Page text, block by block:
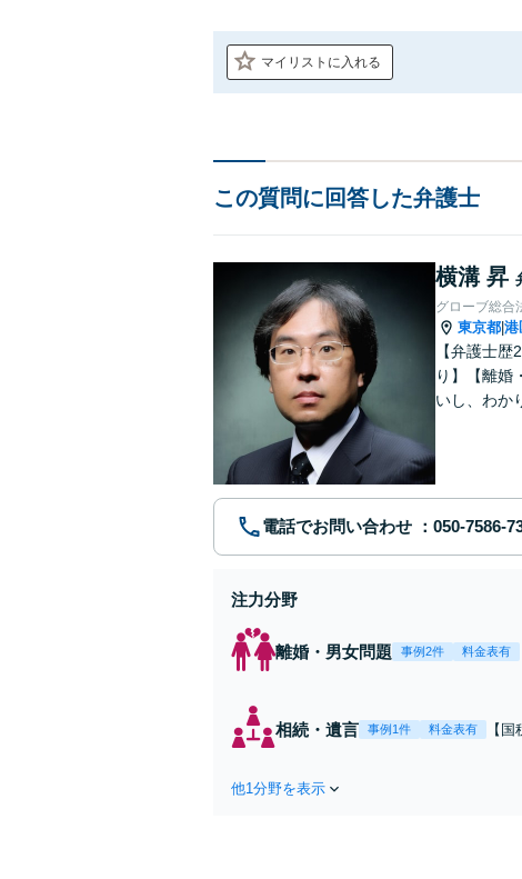
マイリストに入れる
この質問に回答した弁護士
横溝 昇
グローブ総合
東京都 港
【弁護士
り】【離婚
いし、わか
電話でお問い合わせ
注力分野
離婚・男女問題 事例2件 料金表有
相続・遺言 事例1件 料金表有
【
他1分野を表示